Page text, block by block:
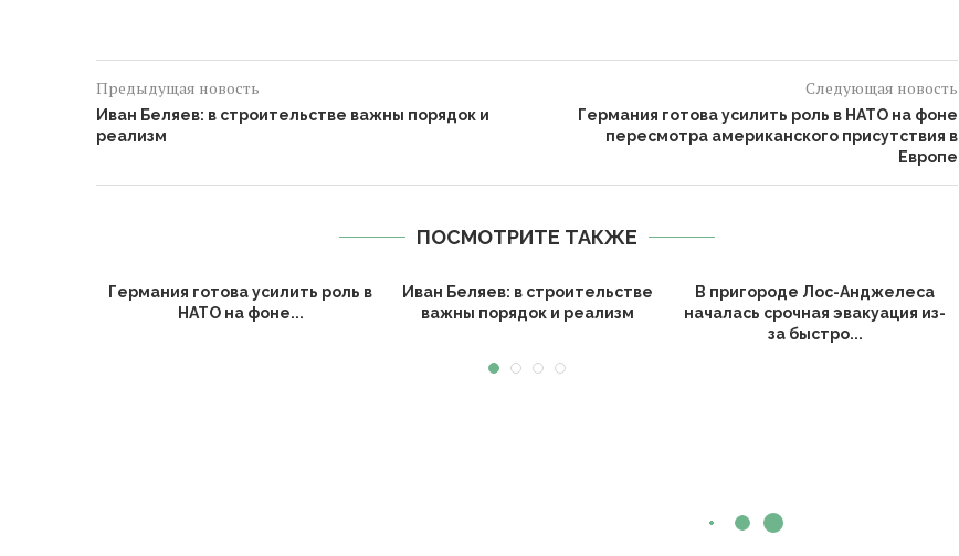
Предыдущая новость
Иван Беляев: в строительстве важны порядок и
реализм
Следующая новость
Германия готова усилить роль в НАТО на фоне
пересмотра американского присутствия в
Европе
ПОСМОТРИТЕ ТАКЖЕ
Германия готова усилить роль в
НАТО на фоне...
Иван Беляев: в строительстве
важны порядок и реализм
В пригороде Лос-Анджелеса
началась срочная эвакуация из-
за быстро...